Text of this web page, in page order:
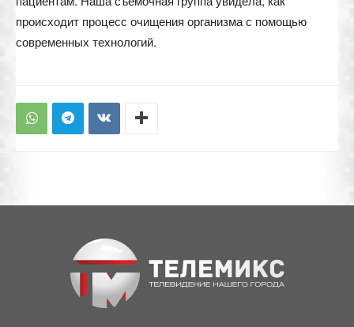
происходит процесс очищения организма с помощью
современных технологий.